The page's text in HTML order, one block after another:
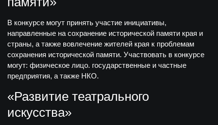
В конкурсе могут принять участие инициативы,
направленные на сохранение исторической памяти края и
страны, а также вовлечение жителей края к проблемам
сохранения исторической памяти. Участвовать в конкурсе
могут: физическое лицо. государственные и частные
предприятия, а также НКО.
«Развитие театрального
искусства»